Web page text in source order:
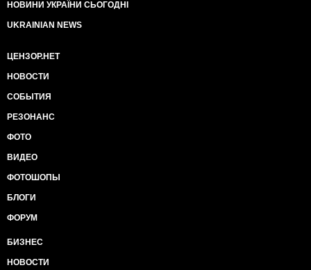
НОВИНИ УКРАЇНИ СЬОГОДНІ
UKRAINIAN NEWS
ЦЕНЗОР.НЕТ
НОВОСТИ
СОБЫТИЯ
РЕЗОНАНС
ФОТО
ВИДЕО
ФОТОШОПЫ
БЛОГИ
ФОРУМ
БИЗНЕС
НОВОСТИ